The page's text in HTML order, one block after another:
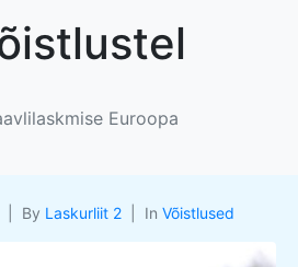
Euroopa
By Laskurliit 2 In Võistlused